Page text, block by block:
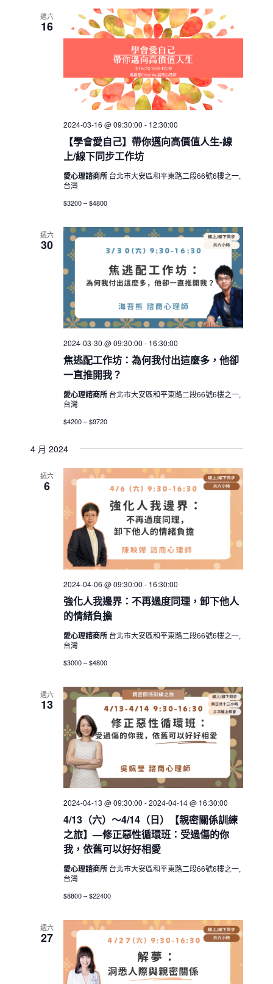
週六
16
【學會愛自己】帶你邁向高價值人生-線
上/線下同步工作坊
2024-03-16 @ 09:30:00 - 12:30:00
愛心理諮商所 台北市大安區和平東路二段66號6樓之一,
台灣
$3200 – $4800
週六
30
焦逃配工作坊：為何我付出這麼多，他卻
一直推開我？
2024-03-30 @ 09:30:00 - 16:30:00
愛心理諮商所 台北市大安區和平東路二段66號6樓之一,
台灣
$4200 – $9720
4 月 2024
週六
6
強化人我邊界：不再過度同理，卸下他人
的情緒負擔
2024-04-06 @ 09:30:00 - 16:30:00
愛心理諮商所 台北市大安區和平東路二段66號6樓之一,
台灣
$3000 – $4800
週六
13
4/13（六）～4/14（日）【親密關係訓練
之旅】—修正惡性循環班：受過傷的你
我，依舊可以好好相愛
2024-04-13 @ 09:30:00 -2024-04-14 @ 16:30:00
愛心理諮商所 台北市大安區和平東路二段66號6樓之一,
台灣
$8800 – $22400
週六
27